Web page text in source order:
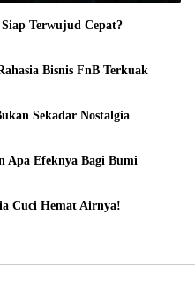
Terwujud Cepat?
Bisnis FnB Terkuak
Sekadar Nostalgia
Apa Efeknya Bagi Bumi
Cuci Hemat Airnya!